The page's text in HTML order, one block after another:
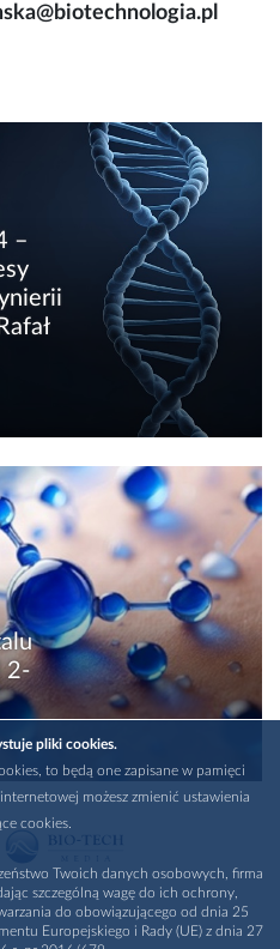
–
2-
pliki cookies.
to będą one zapisane w pamięci
możesz zmienić ustawienia
cookies.
Twoich danych osobowych, firma
szczególną wagę do ich ochrony,
do obowiązującego od dnia 25
Europejskiego i Rady (UE) z dnia 27